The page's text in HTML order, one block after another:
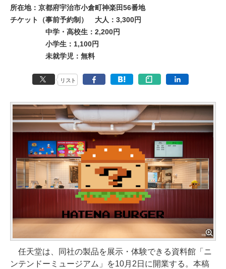
所在地：京都府宇治市小倉町神楽田56番地
チケット（事前予約制） 大人：3,300円
中学・高校生：2,200円
小学生：1,100円
未就学児：無料
リスト
任天堂は、同社の製品を展示・体験できる資料館「ニ
ンテンドーミュージアム」を10月2日に開業する。本稿